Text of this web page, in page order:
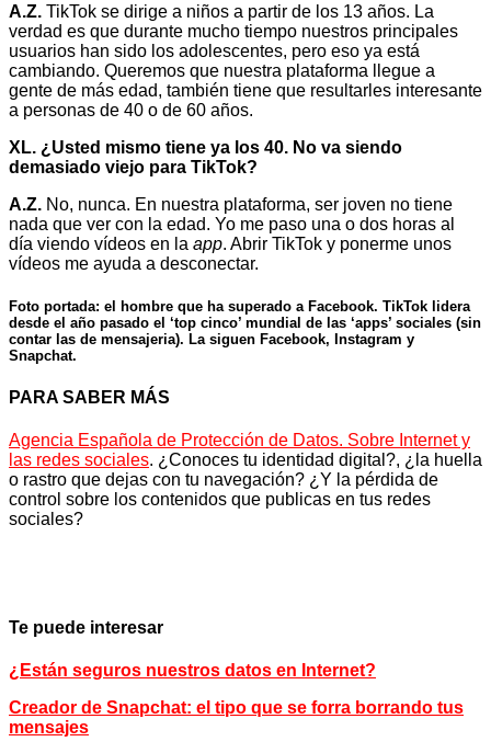
A.Z. TikTok se dirige a niños a partir de los 13 años. La
verdad es que durante mucho tiempo nuestros principales
usuarios han sido los adolescentes, pero eso ya está
cambiando. Queremos que nuestra plataforma llegue a
gente de más edad, también tiene que resultarles interesante
a personas de 40 o de 60 años.
XL. ¿Usted mismo tiene ya los 40. No va siendo
demasiado viejo para TikTok?
A.Z. No, nunca. En nuestra plataforma, ser joven no tiene
nada que ver con la edad. Yo me paso una o dos horas al
día viendo vídeos en la app. Abrir TikTok y ponerme unos
vídeos me ayuda a desconectar.
Foto portada: el hombre que ha superado a Facebook. TikTok lidera
desde el año pasado el ‘top cinco’ mundial de las ‘apps’ sociales (sin
contar las de mensajeria). La siguen Facebook, Instagram y
Snapchat.
PARA SABER MÁS
Agencia Española de Protección de Datos. Sobre Internet y
las redes sociales. ¿Conoces tu identidad digital?, ¿la huella
o rastro que dejas con tu navegación? ¿Y la pérdida de
control sobre los contenidos que publicas en tus redes
sociales?
Te puede interesar
¿Están seguros nuestros datos en Internet?
Creador de Snapchat: el tipo que se forra borrando tus
mensajes